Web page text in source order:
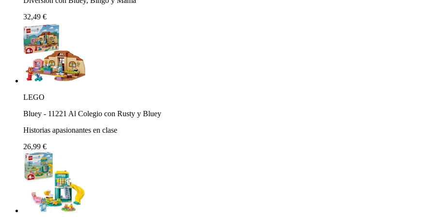
32,49 €
LEGO
Bluey - 11221 Al Colegio con Rusty y Bluey
Historias apasionantes en clase
26,99 €